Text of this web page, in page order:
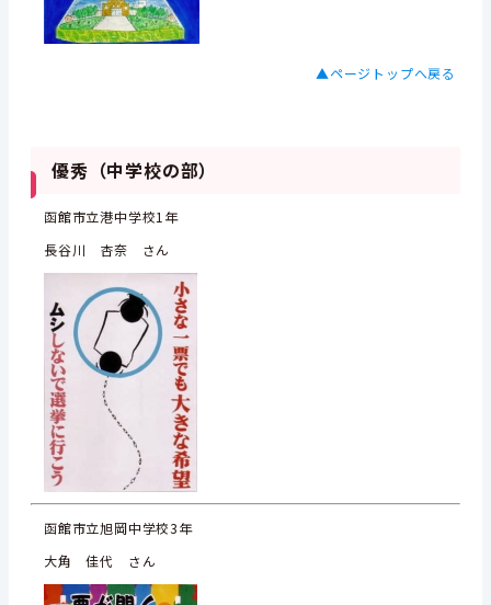
▲ページトップへ戻る
優秀（中学校の部）
函館市立港中学校1年
長谷川 杏奈 さん
函館市立旭岡中学校3年
大角 佳代 さん